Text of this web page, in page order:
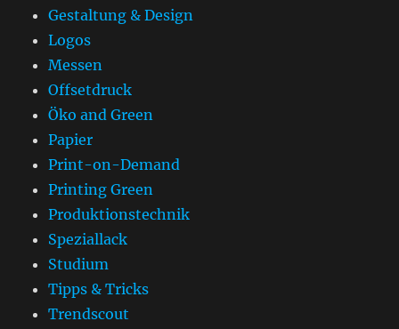
Gestaltung & Design
Logos
Messen
Offsetdruck
Öko and Green
Papier
Print-on-Demand
Printing Green
Produktionstechnik
Speziallack
Studium
Tipps & Tricks
Trendscout